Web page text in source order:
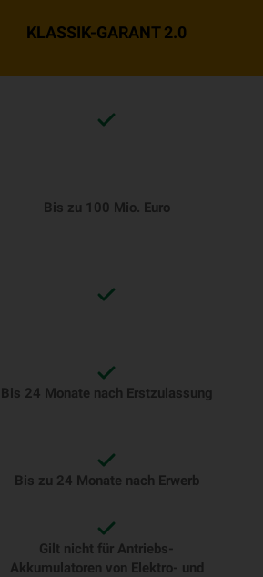
KLASSIK-GARANT 2.0
Bis zu 100 Mio. Euro
Bis 24 Monate nach Erstzulassung
Bis zu 24 Monate nach Erwerb
Gilt nicht für Antriebs-
Akkumulatoren von Elektro- und